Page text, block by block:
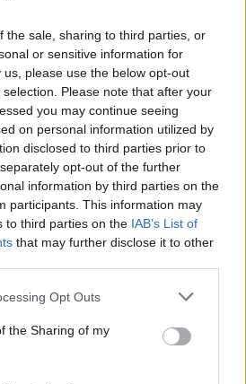
the sale, sharing to third parties, or
or sensitive information for
please use the below opt-out
Please note that after your
you may continue seeing
on personal information utilized by
disclosed to third parties prior to
opt-out of the further
information by third parties on the
participants. This information may
to third parties on the IAB’s List of
that may further disclose it to other
Opt Outs
the Sharing of my
baja, pantalla